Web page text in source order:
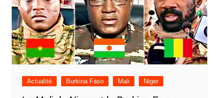
Actualité Burkina Faso Mali Niger